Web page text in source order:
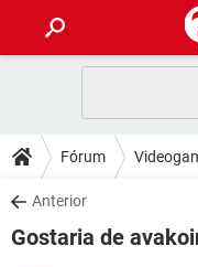
CELULAR
OUTLOOK
INSTAGRAM
DICAS
JOGOS
DOWNLOADS
JOGOS
Fórum
Anterior
Gostaria de